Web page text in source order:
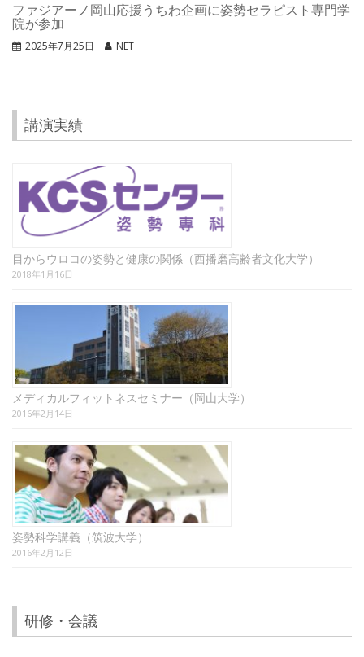
ファジアーノ岡山応援うちわ企画に姿勢セラピスト専門学
院が参加
2025年7月25日 NET
講演実績
目からウロコの姿勢と健康の関係（西播磨高齢者文化大学）
2018年1月16日
メディカルフィットネスセミナー（岡山大学）
2016年2月14日
姿勢科学講義（筑波大学）
2016年2月12日
研修・会議